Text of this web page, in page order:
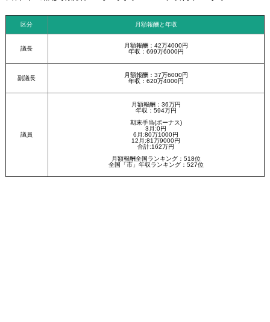
区分 月額報酬と年収
議長
月額報酬：42万4000円
年収：699万6000円
副議長
月額報酬：37万6000円
年収：620万4000円
議員
月額報酬：36万円
年収：594万円
期末手当(ボーナス)
3月:0円
6月:80万1000円
12月:81万9000円
合計:162万円
月額報酬全国ランキング：518位
全国「市」年収ランキング：527位